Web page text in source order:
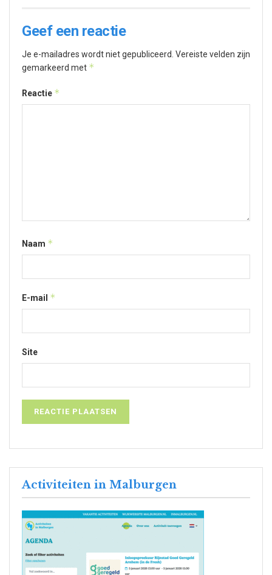
Geef een reactie
Je e-mailadres wordt niet gepubliceerd. Vereiste velden zijn
gemarkeerd met *
Reactie *
Naam *
E-mail *
Site
Activiteiten in Malburgen